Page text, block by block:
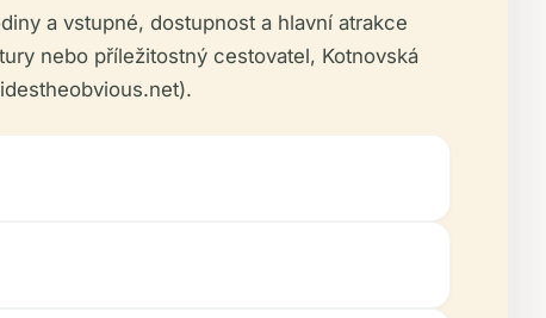
a vstupné, dostupnost a hlavní atrakce
nebo příležitostný cestovatel, Kotnovská